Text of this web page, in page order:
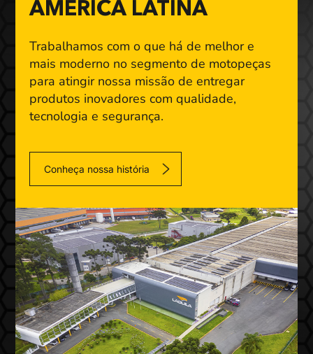
AMÉRICA LATINA
Trabalhamos com o que há de melhor e
mais moderno no segmento de motopeças
para atingir nossa missão de entregar
produtos inovadores com qualidade,
tecnologia e segurança.
Conheça nossa história